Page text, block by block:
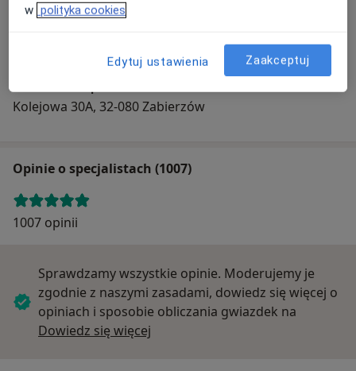
Kolejowa 30A, 32-080 Zabierzów
Opinie o specjalistach (1007)
1007 opinii
Sprawdzamy wszystkie opinie. Moderujemy je
zgodnie z naszymi zasadami, dowiedz się więcej o
opiniach i sposobie obliczania gwiazdek na
Dowiedz się więcej
w polityka cookies
Edytuj ustawienia Zaakceptuj